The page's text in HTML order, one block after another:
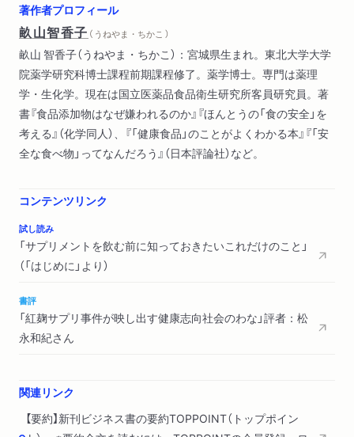
第二章 そもそも健康食品って？
健康食品とは何か／1991年、トクホの創設・制度化／サプリメ
ントへの期待は裏切られた／臨床試験には時間がかかる／条件
付きトクホ／機能性表示食品の導入／トクホで認められなかっ
た製品が機能性表示食品に／データベースで提供されている情
報／ガルシニア／届出された科学的根拠の質／消費者庁より優
良誤認として指導された機能性表示食品の例／さくらフォレス
ト事件／臨床試験受託会社による「有意差完全保証」広告／ます
食品」？
第三章 食品が安全ってどういうこと？
食品は未知の化学物質のかたまり／透析患者で健康被害が多く
出て毒キノコと判明したスギヒラタケ／発がん物質／「食品安
全」の意味／リスクとは何か／許容できるリスクとは／リスクア
ナリシスによる食品の安全性確保／食品に含まれるいろいろな
もののリスク／リスクが高いのは意図せず食品に含まれてしま
いわゆる健康食品は最もリスクが高い／食品のイメージ／リス
クのトレードオフ／リスクの大きさを測るものさし／食生活を
安全にするには
著作者プロフィール
畝山智香子 （ うねやま・ちかこ ）
畝山 智香子（うねやま・ちかこ）：宮城県生まれ。東北大学大学
院薬学研究科博士課程前期課程修了。薬学博士。専門は薬理
学・生化学。現在は国立医薬品食品衛生研究所客員研究員。著
書『食品添加物はなぜ嫌われるのか』『ほんとうの「食の安全」を
考える』（化学同人）、『「健康食品」のことがよくわかる本』『「安
全な食べ物」ってなんだろう』（日本評論社）など。
コンテンツリンク
試し読み
「サプリメントを飲む前に知っておきたいこれだけのこと」
（「はじめに」より）
書評
「紅麹サプリ事件が映し出す健康志向社会のわな」評者：松
永和紀さん
関連リンク
【要約】新刊ビジネス書の要約TOPPOINT（トップポイン